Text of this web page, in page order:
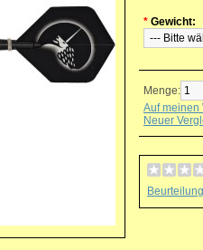
* Gewicht:
Menge:
Auf meinen
Neuer
Beurteilung